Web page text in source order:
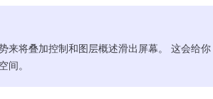
来将叠加控制和图层概述滑出屏幕。 这会给你
间。